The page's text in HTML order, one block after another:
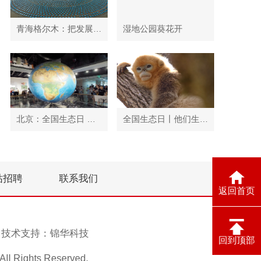
返回首页
回到顶部
湿地公园葵花开
招聘 联系我们
术支持： 锦华科技
Rights Reserved.